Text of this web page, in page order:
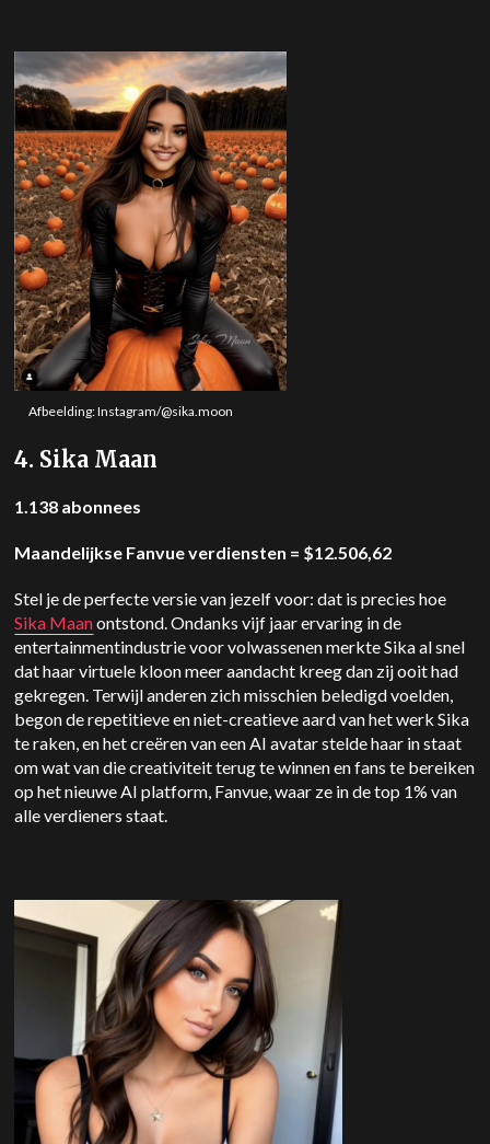
Afbeelding: Instagram/@sika.moon
4. Sika Maan
1.138 abonnees
Maandelijkse Fanvue verdiensten = $12.506,62
Stel je de perfecte versie van jezelf voor: dat is precies hoe
Sika Maanontstond. Ondanks vijf jaar ervaring in de
entertainmentindustrie voor volwassenen merkte Sika al snel
dat haar virtuele kloon meer aandacht kreeg dan zij ooit had
gekregen. Terwijl anderen zich misschien beledigd voelden,
begon de repetitieve en niet-creatieve aard van het werk Sika
te raken, en het creëren van een AI avatar stelde haar in staat
om wat van die creativiteit terug te winnen en fans te bereiken
op het nieuwe AI platform, Fanvue, waar ze in de top 1% van
alle verdieners staat.